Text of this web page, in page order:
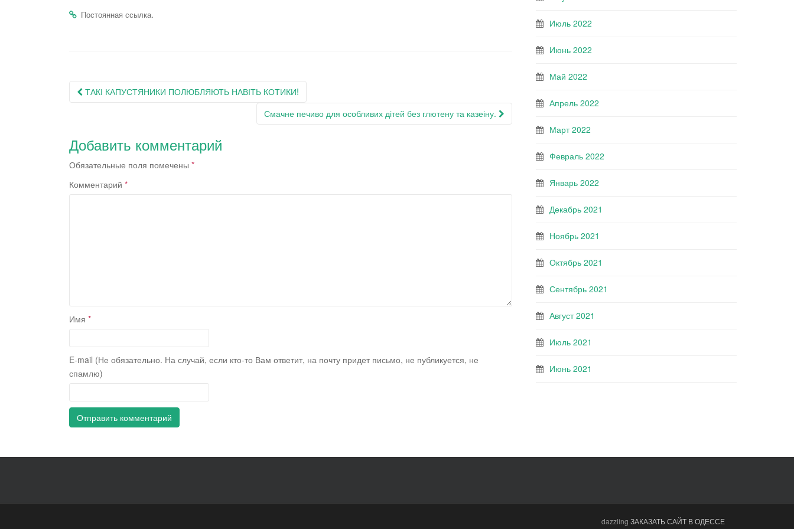
Постоянная ссылка.
Навигация
ТАКІ КАПУСТЯНИКИ ПОЛЮБЛЯЮТЬ НАВІТЬ КОТИКИ!
Смачне печиво для особливих дітей без глютену та казеіну.
Добавить комментарий
Обязательные поля помечены *
Комментарий *
Имя *
E-mail (Не обязательно. На случай, если кто-то Вам ответит, на почту придет письмо, не публикуется, не
спамлю)
Июль 2022
Июнь 2022
Май 2022
Апрель 2022
Март 2022
Февраль 2022
Январь 2022
Декабрь 2021
Ноябрь 2021
Октябрь 2021
Сентябрь 2021
Август 2021
Июль 2021
Июнь 2021
dazzling ЗАКАЗАТЬ САЙТ В ОДЕССЕ